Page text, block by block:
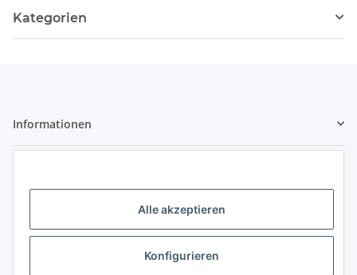
Alle akzeptieren
Konfigurieren
Kategorien
Informationen
Little Pippa - Inh. Philippa Bach